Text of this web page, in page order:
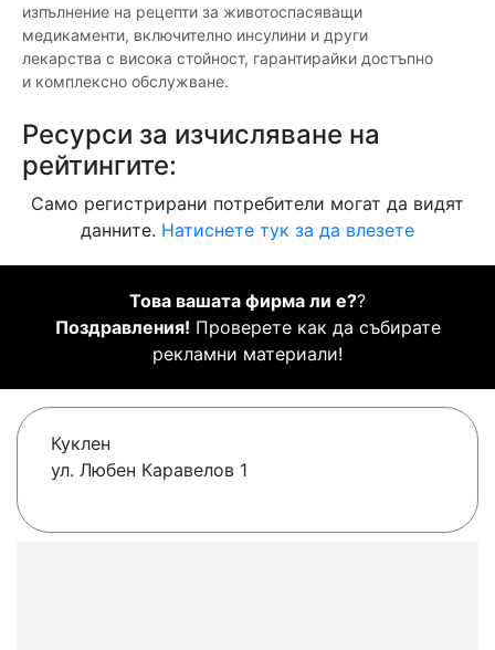
изпълнение на рецепти за животоспасяващи
медикаменти, включително инсулини и други
лекарства с висока стойност, гарантирайки достъпно
и комплексно обслужване.
Ресурси за изчисляване на
рейтингите:
Само регистрирани потребители могат да видят
данните. Натиснете тук за да влезете
Това вашата фирма ли е??
Поздравления! Проверете как да събирате
рекламни материали!
Куклен
ул. Любен Каравелов 1